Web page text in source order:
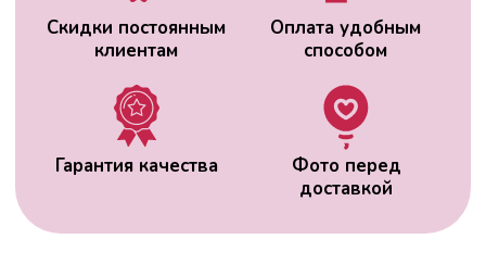
ЗАИНТЕРЕСОВАТЬ